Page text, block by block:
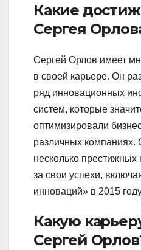
Какие
Сергея
Сергей Орлов имеет
в своей карьере. Он
ряд инновационных
систем, которые
оптимизировали
различных компаниях.
несколько
за свои успехи,
инноваций» в 2015
Какую
Сергей